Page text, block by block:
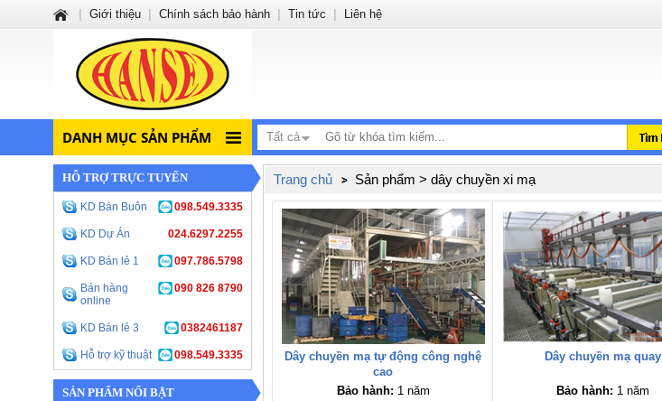
DANH MỤC SẢN PHẨM Tất cả
HỖ TRỢ TRỰC TUYẾN
098.549.3335
KD Bán Buôn
024.6297.2255
KD Dự Án
097.786.5798
KD Bán lẻ 1
090 826 8790
Bán hàng
online
0382461187
KD Bán lẻ 3
098.549.3335
Hỗ trợ kỹ thuật
SẢN PHẨM NỔI BẬT
Trang chủ Sản phẩm > dây chuyền xi mạ
Dây chuyền mạ tự động công nghệ
cao
Bảo hành: 1 năm
Dây chuyền mạ quay
Bảo hành: 1 năm
Giới thiệu Chính sách bảo hành Tin tức Liên hệ